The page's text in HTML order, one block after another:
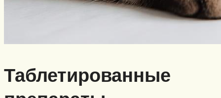
Таблетированные